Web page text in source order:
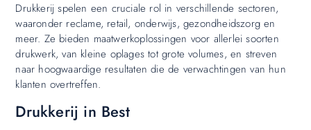
Drukkerij spelen een cruciale rol in verschillende sectoren,
waaronder reclame, retail, onderwijs, gezondheidszorg en
meer. Ze bieden maatwerkoplossingen voor allerlei soorten
drukwerk, van kleine oplages tot grote volumes, en streven
naar hoogwaardige resultaten die de verwachtingen van hun
klanten overtreffen.
Drukkerij in Best